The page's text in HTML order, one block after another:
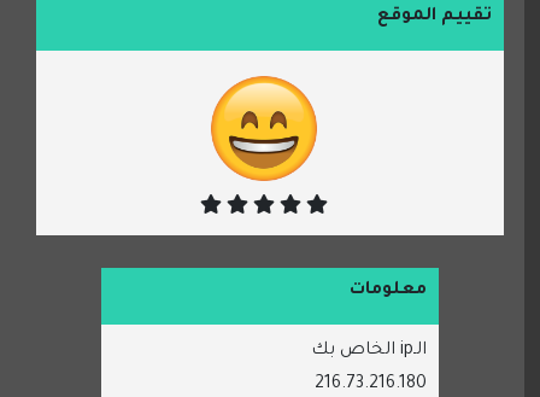
تقييم الموقع
معلومات
الـip الخاص بك
216.73.216.180